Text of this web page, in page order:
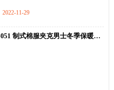
2022-11-29
SD-051 制式棉服夹克男士冬季保暖棉衣